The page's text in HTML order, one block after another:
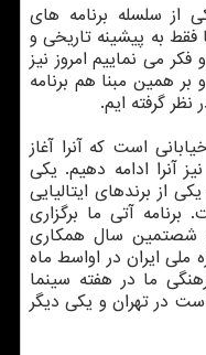
از سلسله برنامه های
فقط به پیشینه تاریخی و
می نماییم امروز نیز
بر همین مبنا هم برنامه
گرفته ایم.
است كه آنرا آغاز
آنرا ادامه دهیم. یكی
از برندهای ایتالیایی
آتی ما برگزاری
شصتمین سال همكاری
ملی ایران در اواسط ماه
ما در هفته سینما
در تهران و یكی دیگر